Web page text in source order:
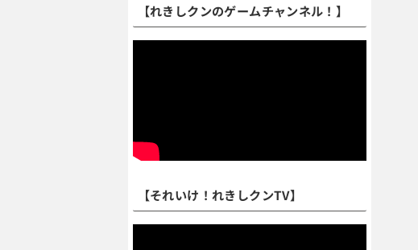
【れきしクンのゲームチャンネル！】
【それいけ！れきしクンTV】